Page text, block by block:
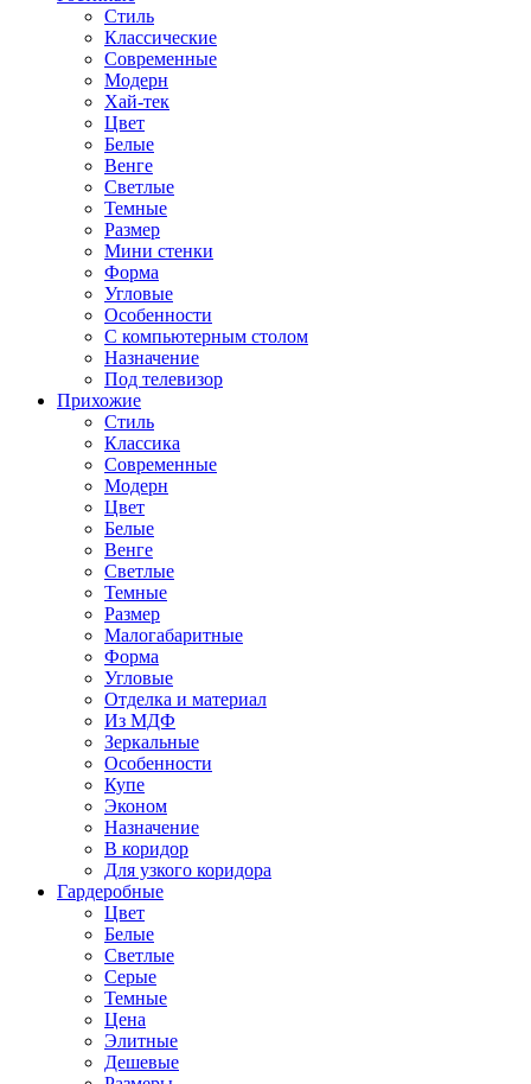
Стиль
Классические
Современные
Модерн
Хай-тек
Цвет
Белые
Венге
Светлые
Темные
Размер
Мини стенки
Форма
Угловые
Особенности
С компьютерным столом
Назначение
Под телевизор
Прихожие
Стиль
Классика
Современные
Модерн
Цвет
Белые
Венге
Светлые
Темные
Размер
Малогабаритные
Форма
Угловые
Отделка и материал
Из МДФ
Зеркальные
Особенности
Купе
Эконом
Назначение
В коридор
Для узкого коридора
Гардеробные
Цвет
Белые
Светлые
Серые
Темные
Цена
Элитные
Дешевые